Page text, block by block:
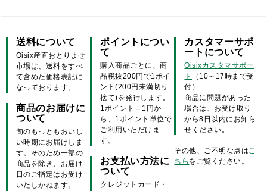
送料について
Oisix産直おとりよせ
市場は、送料をすべ
て含めた価格表記に
なっております。
商品のお届けに
ついて
旬のもっともおいし
い時期にお届けしま
す。そのため一部の
商品を除き、お届け
日のご指定はお受け
いたしかねます。
ポイントについ
て
購入商品ごとに、商
品税抜200円で1ポイ
ント(200円未満切り
捨て)を発行します。
1ポイント＝1円か
ら、1ポイント単位で
ご利用いただけま
す。
お支払い方法に
ついて
クレジットカード・
カスタマーサポ
ートについて
Oisixカスタマサポー
ト
（10～17時まで受
付）
商品に問題があった
場合は、お受け取り
から8日以内にお知ら
せください。
その他、ご不明な点はこ
ちら をご覧ください。